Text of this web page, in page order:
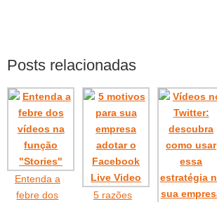
Posts relacionadas
Entenda a
febre dos
5 razões